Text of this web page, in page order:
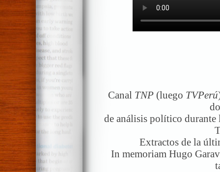
Canal TNP (luego TVPerú
de análisis político
Extractos de la
In memoriam Hugo